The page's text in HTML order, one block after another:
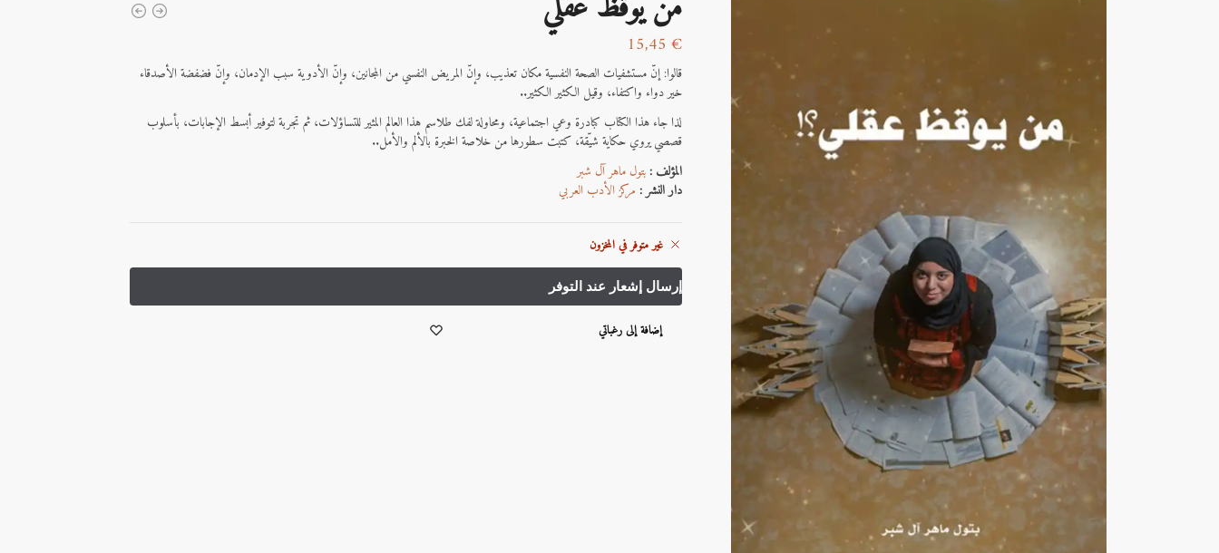
15,45 €
قالوا: إنّ مستشفيات الصحة النفسية مكان تعذيب، وإنّ المريض النفسي من المجانين، وإنّ الأدوية سبب الإدمان، وإنّ فضفضة الأصدقاء
خير دواء واكتفاء، وقيل الكثير الكثير..
لذا جاء هذا الكتاب كبادرة وعي اجتماعية، ومحاولة لفك طلاسم هذا العالم المثير للتساؤلات، ثم تجربة لتوفير أبسط الإجابات، بأسلوب
قصصي يروي حكاية شيّقة، كتبت سطورها من خلاصة الخبرة بالألم والأمل..
المؤلف :بتول ماهر آل شبر
دار النشر : مركز الأدب العربي
غير متوفر في المخزون
إضافة إلى رغباتي